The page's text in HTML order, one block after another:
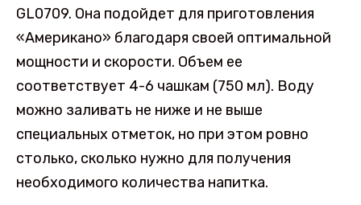
GL0709. Она подойдет для приготовления
«Американо» благодаря своей оптимальной
мощности и скорости. Объем ее
соответствует 4-6 чашкам (750 мл). Воду
можно заливать не ниже и не выше
специальных отметок, но при этом ровно
столько, сколько нужно для получения
необходимого количества напитка.